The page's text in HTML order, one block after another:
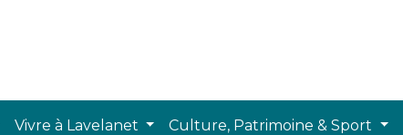
Vivre à Lavelanet Culture, Patrimoine & Sport